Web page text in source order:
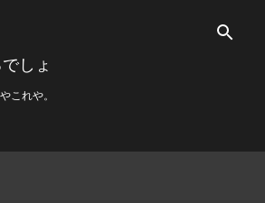
メイン コンテンツに移動
しょ
これや。